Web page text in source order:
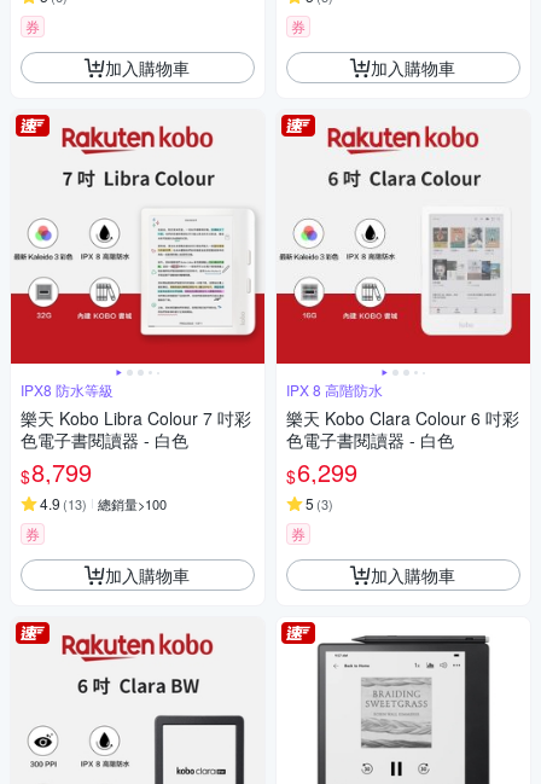
券
加入購物車
IPX8 防水等級
樂天 Kobo Libra Colour 7 吋彩
色電子書閱讀器 - 白色
$8,799
4.9 (13) 總銷量>100
券
加入購物車
券
加入購物車
IPX 8 高階防水
樂天 Kobo Clara Colour 6 吋彩
色電子書閱讀器 - 白色
$6,299
5 (3)
券
加入購物車